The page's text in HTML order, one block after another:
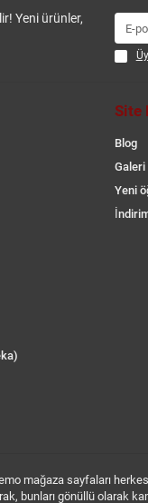
Yeni ürünler,
Site
Blog
Galeri
Yeni
mağaza sayfaları
bunları gönüllü olarak